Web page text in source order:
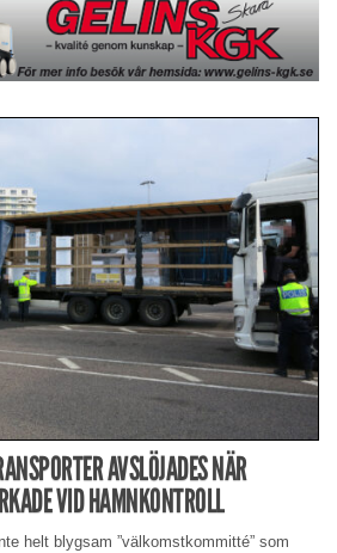
AVSLÖJADES NÄR
VID HAMNKONTROLL
helt blygsam ”välkomstkommitté” som